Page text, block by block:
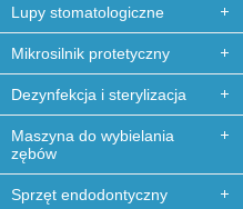
Lupy stomatologiczne
Mikrosilnik protetyczny
Dezynfekcja i sterylizacja
Maszyna do wybielania
zębów
Sprzęt endodontyczny